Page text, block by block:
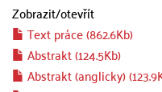
Zobrazit/otevřít
Text práce (862.6Kb)
Abstrakt (124.5Kb)
Abstrakt (anglicky)